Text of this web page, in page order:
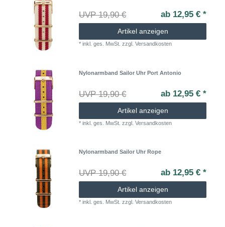
UVP 19,90 € ab 12,95 € *
Artikel anzeigen
*inkl. ges. MwSt. zzgl.Versandkosten
Nylonarmband Sailor Uhr Port Antonio
UVP 19,90 € ab 12,95 € *
Artikel anzeigen
*inkl. ges. MwSt. zzgl.Versandkosten
Nylonarmband Sailor Uhr Rope
UVP 19,90 € ab 12,95 € *
Artikel anzeigen
*inkl. ges. MwSt. zzgl.Versandkosten